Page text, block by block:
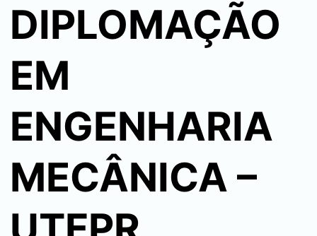
DIPLOMAÇÃO
EM
ENGENHARIA
MECÂNICA –